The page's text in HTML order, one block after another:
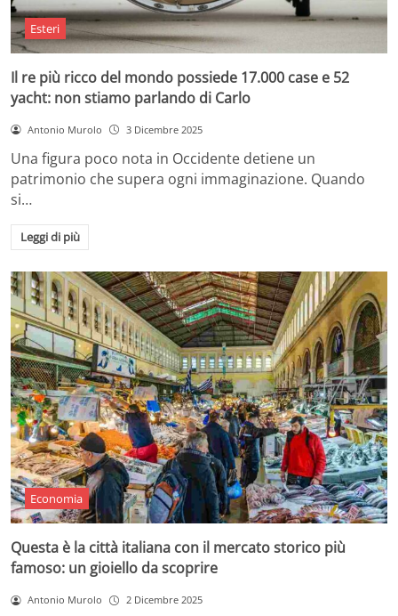
Esteri
Il re più ricco del mondo possiede 17.000 case e 52
yacht: non stiamo parlando di Carlo
Antonio Murolo 3 Dicembre 2025
Una figura poco nota in Occidente detiene un
patrimonio che supera ogni immaginazione. Quando
si…
Leggi di più
Economia
Questa è la città italiana con il mercato storico più
famoso: un gioiello da scoprire
Antonio Murolo 2 Dicembre 2025